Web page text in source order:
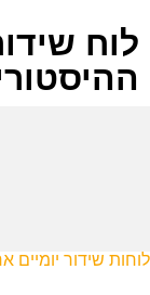
לוח
ההיסטוריה 26-06-
לוחות שידור יומיים